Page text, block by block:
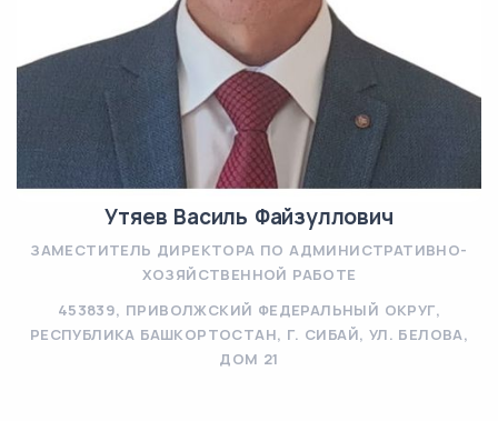
Утяев Василь Файзуллович
ЗАМЕСТИТЕЛЬ ДИРЕКТОРА ПО АДМИНИСТРАТИВНО-
ХОЗЯЙСТВЕННОЙ РАБОТЕ
453839, ПРИВОЛЖСКИЙ ФЕДЕРАЛЬНЫЙ ОКРУГ,
РЕСПУБЛИКА БАШКОРТОСТАН, Г. СИБАЙ, УЛ. БЕЛОВА,
ДОМ 21